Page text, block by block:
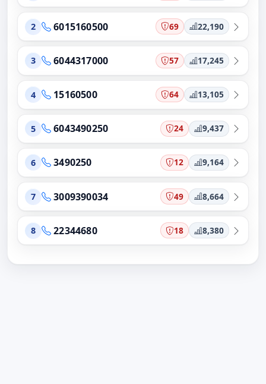
2 6015160500 69 22,190
3 6044317000 57 17,245
4 15160500 64 13,105
5 6043490250 24 9,437
6 3490250 12 9,164
7 3009390034 49 8,664
8 22344680 18 8,380